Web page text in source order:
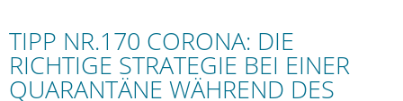
TIPP NR.170 CORONA: DIE
RICHTIGE STRATEGIE BEI EINER
QUARANTÄNE WÄHREND DES